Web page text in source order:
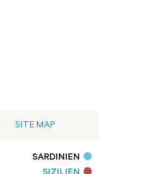
SITE MAP
SARDINIEN